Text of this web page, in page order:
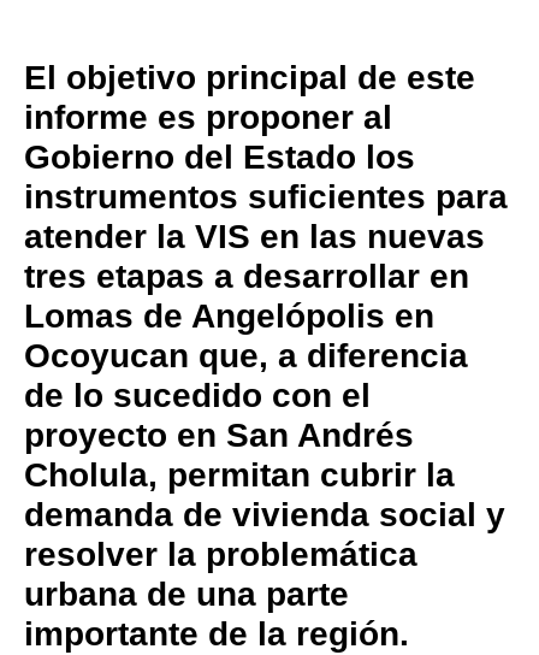
El objetivo principal de este
informe es proponer al
Gobierno del Estado los
instrumentos suficientes para
atender la VIS en las nuevas
tres etapas a desarrollar en
Lomas de Angelópolis en
Ocoyucan que, a diferencia
de lo sucedido con el
proyecto en San Andrés
Cholula, permitan cubrir la
demanda de vivienda social y
resolver la problemática
urbana de una parte
importante de la región.